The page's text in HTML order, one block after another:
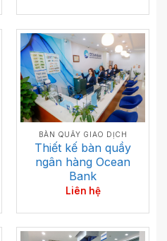
BÀN QUẦY GIAO DỊCH
Thiết kế bàn quầy
ngân hàng Ocean
Bank
Liên hệ